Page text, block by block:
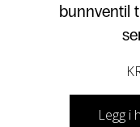
bunnventil
Legg i